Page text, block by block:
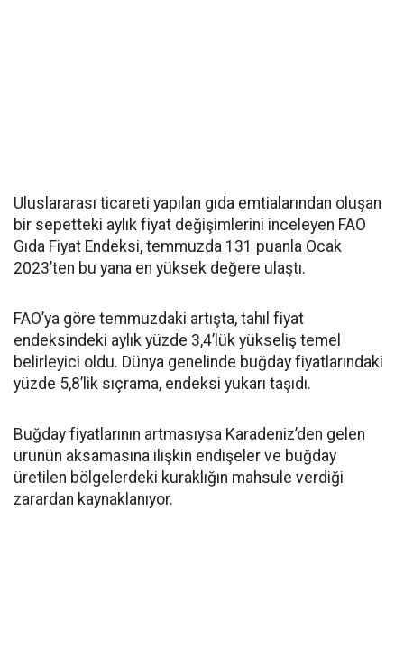
Uluslararası ticareti yapılan gıda emtialarından oluşan
bir sepetteki aylık fiyat değişimlerini inceleyen FAO
Gıda Fiyat Endeksi, temmuzda 131 puanla Ocak
2023’ten bu yana en yüksek değere ulaştı.
FAO’ya göre temmuzdaki artışta, tahıl fiyat
endeksindeki aylık yüzde 3,4’lük yükseliş temel
belirleyici oldu. Dünya genelinde buğday fiyatlarındaki
yüzde 5,8’lik sıçrama, endeksi yukarı taşıdı.
Buğday fiyatlarının artmasıysa Karadeniz’den gelen
ürünün aksamasına ilişkin endişeler ve buğday
üretilen bölgelerdeki kuraklığın mahsule verdiği
zarardan kaynaklanıyor.